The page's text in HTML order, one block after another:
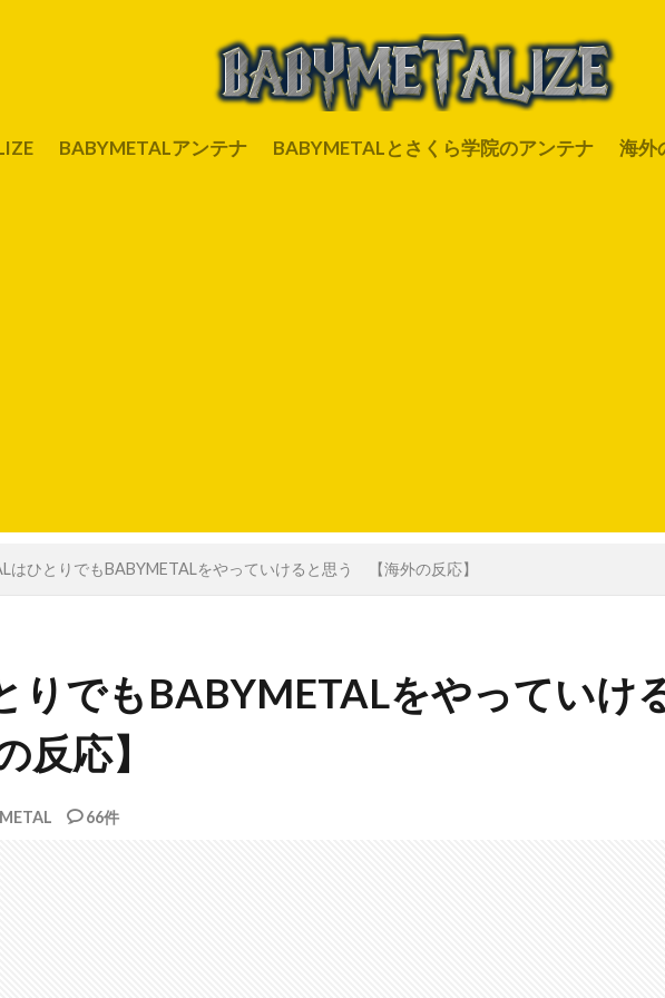
BABYMETALアンテナ BABYMETALとさくら学院のアンテナ 海外
はひとりでもBABYMETALをやっていけると思う 【海外の反応】
りでもBABYMETALをやっていけ
応】
66件